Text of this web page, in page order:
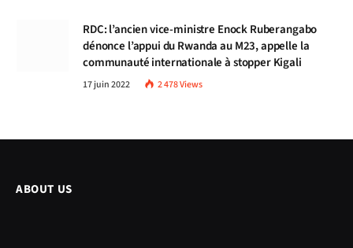
RDC: l’ancien vice-ministre Enock Ruberangabo
dénonce l’appui du Rwanda au M23, appelle la
communauté internationale à stopper Kigali
17 juin 2022 2 478Views
ABOUT US